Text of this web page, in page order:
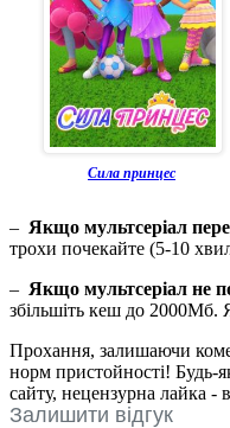
Сила принцес
– Якщо мультсеріал
трохи почекайте (5-10
– Якщо мультсеріал не
збільшіть кеш до 2000Мб.
Прохання, залишаючи
норм пристойності! Будь-
сайту, нецензурна лайка -